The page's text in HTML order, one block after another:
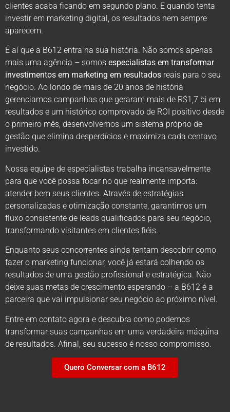
clientes acaba ficando em segundo plano. E quando tenta
investir em marketing digital, os resultados nem sempre
aparecem.
É aí que a B612 entra na sua história. Não somos apenas
mais uma agência – somos especialistas em transformar
investimentos em marketing em resultados reais para o seu
negócio. Ao londo de mais de 20 anos de história
gerenciamos campanhas que geraram mais de R$1,7 bi em
resultados e um histórico comprovado de ROI positivo desde
o primeiro mês, desenvolvemos um sistema próprio de
gestão que elimina desperdícios e maximiza cada centavo
investido.
Nossa equipe de especialistas trabalha incansavelmente
para que você possa focar no que realmente importa:
atender bem seus clientes. Através de estratégias
personalizadas e otimização constante, garantimos um
fluxo consistente de leads qualificados para seu negócio,
transformando visitantes em clientes fiéis.
Enquanto seus concorrentes ainda tentam descobrir como
fazer o marketing funcionar, você já estará colhendo os
resultados de uma gestão profissional e estratégica. Não
deixe suas metas de crescimento esperando – a B612 é a
parceira que vai impulsionar seu negócio ao próximo nível.
Entre em contato agora e descubra como podemos
transformar suas campanhas em uma verdadeira máquina
de resultados. Afinal, seu sucesso é nosso compromisso.
Quero Conversar com a B612